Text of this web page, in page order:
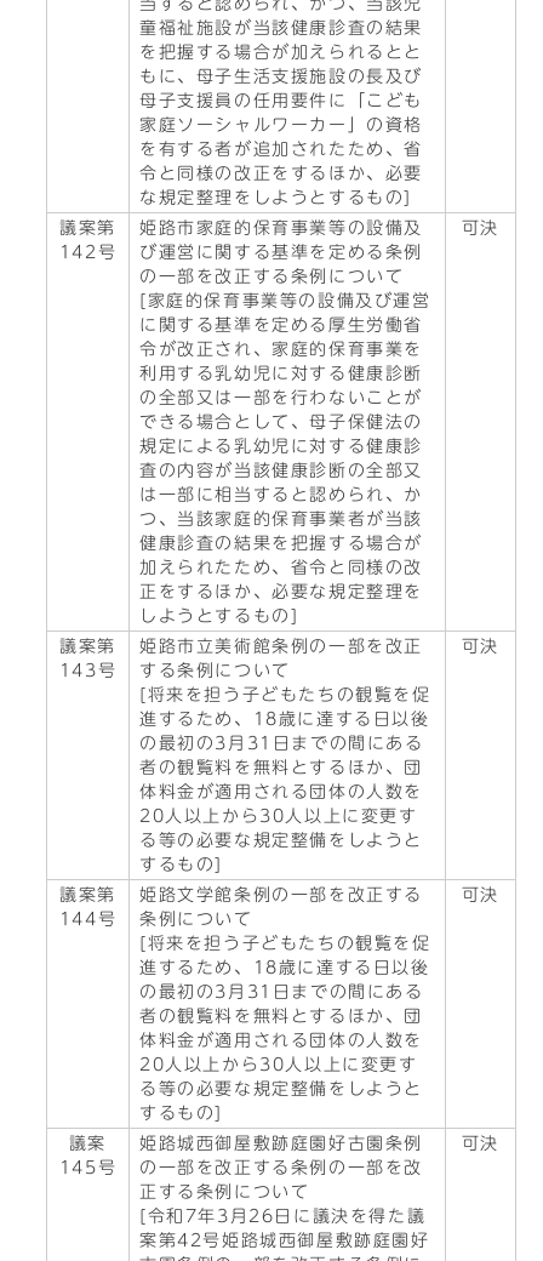
当すると認められ、かつ、当該児
童福祉施設が当該健康診査の結果
を把握する場合が加えられるとと
もに、母子生活支援施設の長及び
母子支援員の任用要件に「こども
家庭ソーシャルワーカー」の資格
を有する者が追加されたため、省
令と同様の改正をするほか、必要
な規定整理をしようとするもの]
議案第
142号
姫路市家庭的保育事業等の設備及
び運営に関する基準を定める条例
の一部を改正する条例について
[家庭的保育事業等の設備及び運営
に関する基準を定める厚生労働省
令が改正され、家庭的保育事業を
利用する乳幼児に対する健康診断
の全部又は一部を行わないことが
できる場合として、母子保健法の
規定による乳幼児に対する健康診
査の内容が当該健康診断の全部又
は一部に相当すると認められ、か
つ、当該家庭的保育事業者が当該
健康診査の結果を把握する場合が
加えられたため、省令と同様の改
正をするほか、必要な規定整理を
しようとするもの]
可決
議案第
143号
姫路市立美術館条例の一部を改正
する条例について
[将来を担う子どもたちの観覧を促
進するため、18歳に達する日以後
の最初の3月31日までの間にある
者の観覧料を無料とするほか、団
体料金が適用される団体の人数を
20人以上から30人以上に変更す
る等の必要な規定整備をしようと
するもの]
可決
議案第
144号
姫路文学館条例の一部を改正する
条例について
[将来を担う子どもたちの観覧を促
進するため、18歳に達する日以後
の最初の3月31日までの間にある
者の観覧料を無料とするほか、団
体料金が適用される団体の人数を
20人以上から30人以上に変更す
る等の必要な規定整備をしようと
するもの]
可決
議案
145号
姫路城西御屋敷跡庭園好古園条例
の一部を改正する条例の一部を改
正する条例について
[令和7年3月26日に議決を得た議
案第42号姫路城西御屋敷跡庭園好
可決